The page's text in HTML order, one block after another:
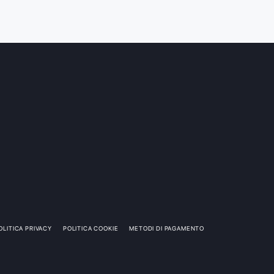
PRIVACY POLITICA COOKIE METODI DI PAGAMENTO